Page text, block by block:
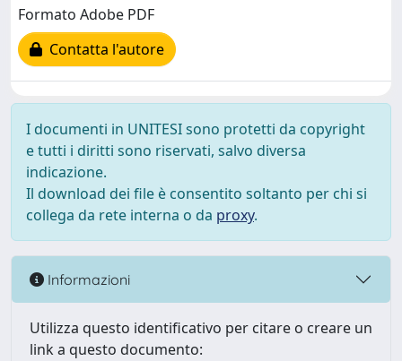
Formato Adobe PDF
Contatta l'autore
I documenti in UNITESI sono protetti da copyright
e tutti i diritti sono riservati, salvo diversa
indicazione.
Il download dei file è consentito soltanto per chi si
collega da rete interna o da proxy.
Informazioni
Utilizza questo identificativo per citare o creare un
link a questo documento: